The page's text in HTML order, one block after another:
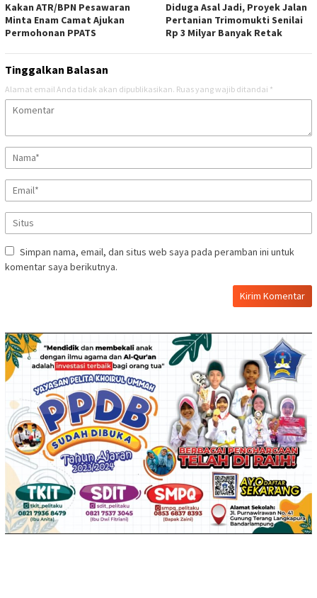
Kakan ATR/BPN Pesawaran
Minta Enam Camat Ajukan
Permohonan PPATS
Diduga Asal Jadi, Proyek Jalan
Pertanian Trimomukti Senilai
Rp 3 Milyar Banyak Retak
Tinggalkan Balasan
Alamat email Anda tidak akan dipublikasikan. Ruas yang wajib ditandai *
Simpan nama, email, dan situs web saya pada peramban ini untuk
komentar saya berikutnya.